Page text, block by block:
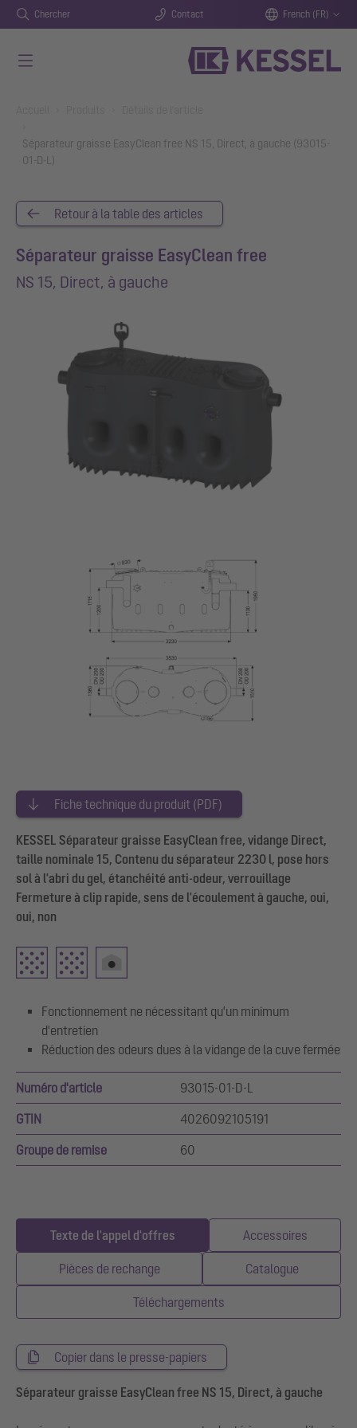
Chercher Contact French (FR)
Séparateur graisse EasyClean free NS 15, Direct, à gauche (93015-
01-D-L)
Retour à la table des articles
Séparateur graisse EasyClean free
NS 15, Direct, à gauche
Fiche technique du produit (PDF)
KESSEL Séparateur graisse EasyClean free, vidange Direct,
taille nominale 15, Contenu du séparateur 2230 l, pose hors
sol à l'abri du gel, étanchéité anti-odeur, verrouillage
Fermeture à clip rapide, sens de l'écoulement à gauche, oui,
oui, non
Fonctionnement ne nécessitant qu'un minimum
d'entretien
Réduction des odeurs dues à la vidange de la cuve fermée
Numéro d'article 93015-01-D-L
GTIN 4026092105191
Groupe de remise 60
Texte de l'appel d'offres Accessoires
Pièces de rechange Catalogue
Téléchargements
Copier dans le presse-papiers
Séparateur graisse EasyClean free NS 15, Direct, à gauche